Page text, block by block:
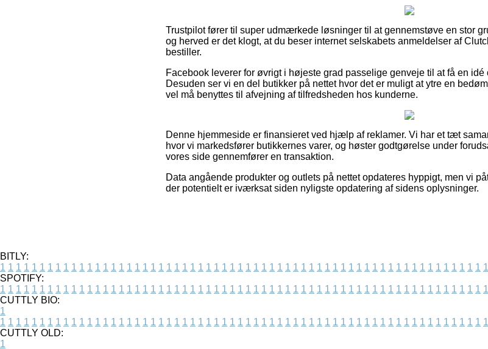
Trustpilot fører til super udmærkede løsninger til at gennemstøve en stor
og herved er det klogt, at du beser internet selskabets anmeldelser af
bestiller.
Facebook leverer for øvrigt i højeste grad passelige genveje til at få en
Desuden ser vi en del butikker på nettet hvor det er muligt at ytre en
vel må benyttes til afvejning af tilfredsheden hos kunderne.
Denne hjemmeside er finansieret ved hjælp af reklamer. Vi har et tæt
hvor vi markedsfører butikkernes varer, og høster godtgørelse under
vores side gennemfører en transaktion.
Data angående produkter og outlets på nettet opdateres hyppigt, men vi
der potentielt er iværksat siden nyligste opdatering af sidens oplysninger.
BITLY:
1 1 1 1 1 1 1 1 1 1 1 1 1 1 1 1 1 1 1 1 1 1 1 1 1 1 1 1 1 1 1 1 1 1 1 1 1 1 1 1 1 1 1 1 1 1 1 1 1 1 1 1 1 1 1 1 1 1 1 1 1 1
SPOTIFY:
1 1 1 1 1 1 1 1 1 1 1 1 1 1 1 1 1 1 1 1 1 1 1 1 1 1 1 1 1 1 1 1 1 1 1 1 1 1 1 1 1 1 1 1 1 1 1 1 1 1 1 1 1 1 1 1 1 1 1 1 1 1
CUTTLY BIO:
1
1 1 1 1 1 1 1 1 1 1 1 1 1 1 1 1 1 1 1 1 1 1 1 1 1 1 1 1 1 1 1 1 1 1 1 1 1 1 1 1 1 1 1 1 1 1 1 1 1 1 1 1 1 1 1 1 1 1 1 1 1 1
CUTTLY OLD:
1